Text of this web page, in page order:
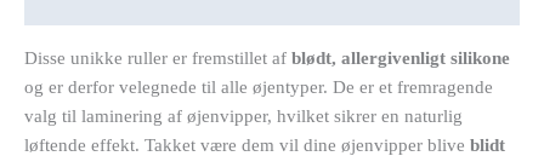
Disse unikke ruller er fremstillet af blødt, allergivenligt silikone
og er derfor velegnede til alle øjentyper. De er et fremragende
valg til laminering af øjenvipper, hvilket sikrer en naturlig
løftende effekt. Takket være dem vil dine øjenvipper blive blidt